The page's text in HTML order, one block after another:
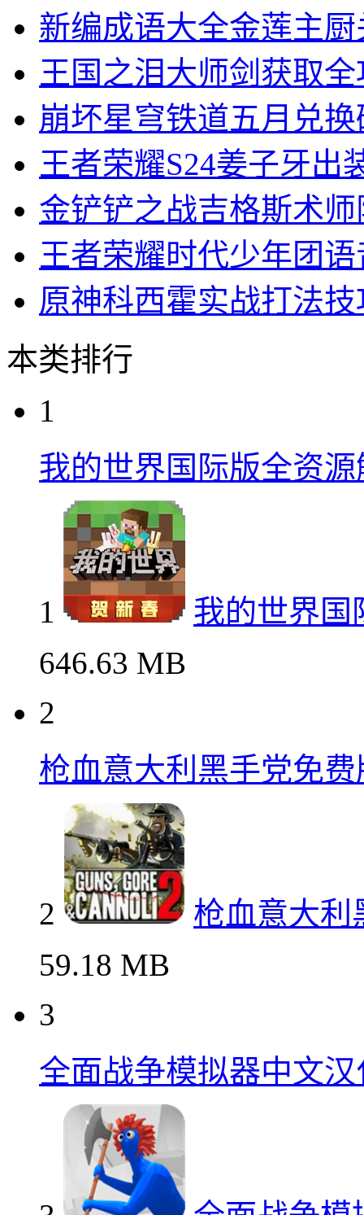
新编成语大全金莲主
王国之泪大师剑获取
崩坏星穹铁道五月兑
王者荣耀S24姜子牙出
金铲铲之战吉格斯术
王者荣耀时代少年团
原神科西霍实战打法
本类排行
1
我的世界国际版全资
1
我的世界国
646.63 MB
2
枪血意大利黑手党免
2
枪血意大利
59.18 MB
3
全面战争模拟器中文